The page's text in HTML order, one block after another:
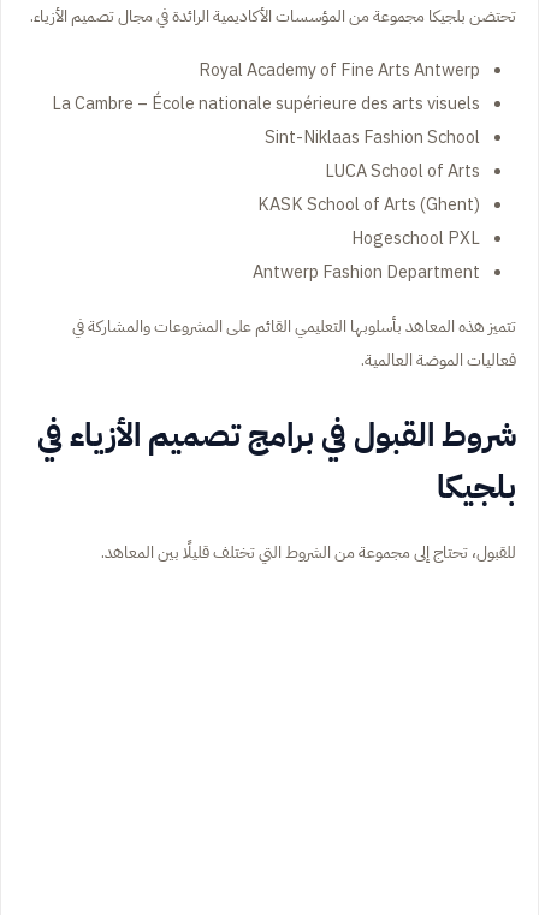
تحتضن بلجيكا مجموعة من المؤسسات الأكاديمية الرائدة في مجال تصميم الأزياء.
Royal Academy of Fine Arts Antwerp
La Cambre – École nationale supérieure des arts visuels
Sint-Niklaas Fashion School
LUCA School of Arts
KASK School of Arts (Ghent)
Hogeschool PXL
Antwerp Fashion Department
تتميز هذه المعاهد بأسلوبها التعليمي القائم على المشروعات والمشاركة في
فعاليات الموضة العالمية.
شروط القبول في برامج تصميم الأزياء في
بلجيكا
للقبول، تحتاج إلى مجموعة من الشروط التي تختلف قليلًا بين المعاهد.